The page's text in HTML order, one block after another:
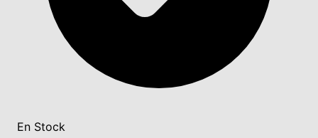
En Stock